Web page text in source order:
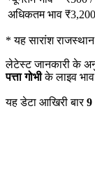
अधिकतम भाव ₹3,200
*यह सारांश
लेटेस्ट जानकारी के
पत्ता गोभीके लाइव भाव
यह डेटा आखिरी बार9